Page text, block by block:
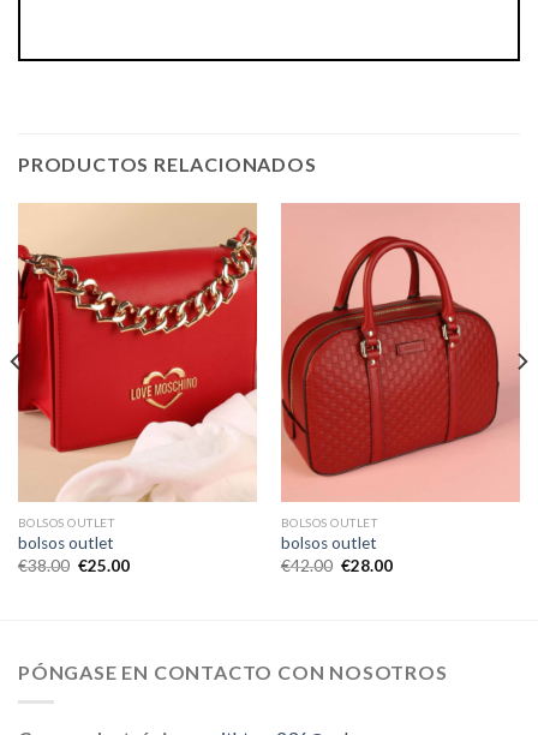
PRODUCTOS RELACIONADOS
BOLSOS OUTLET
bolsos outlet
€38.00 €25.00
BOLSOS OUTLET
bolsos outlet
€42.00 €28.00
PÓNGASE EN CONTACTO CON NOSOTROS